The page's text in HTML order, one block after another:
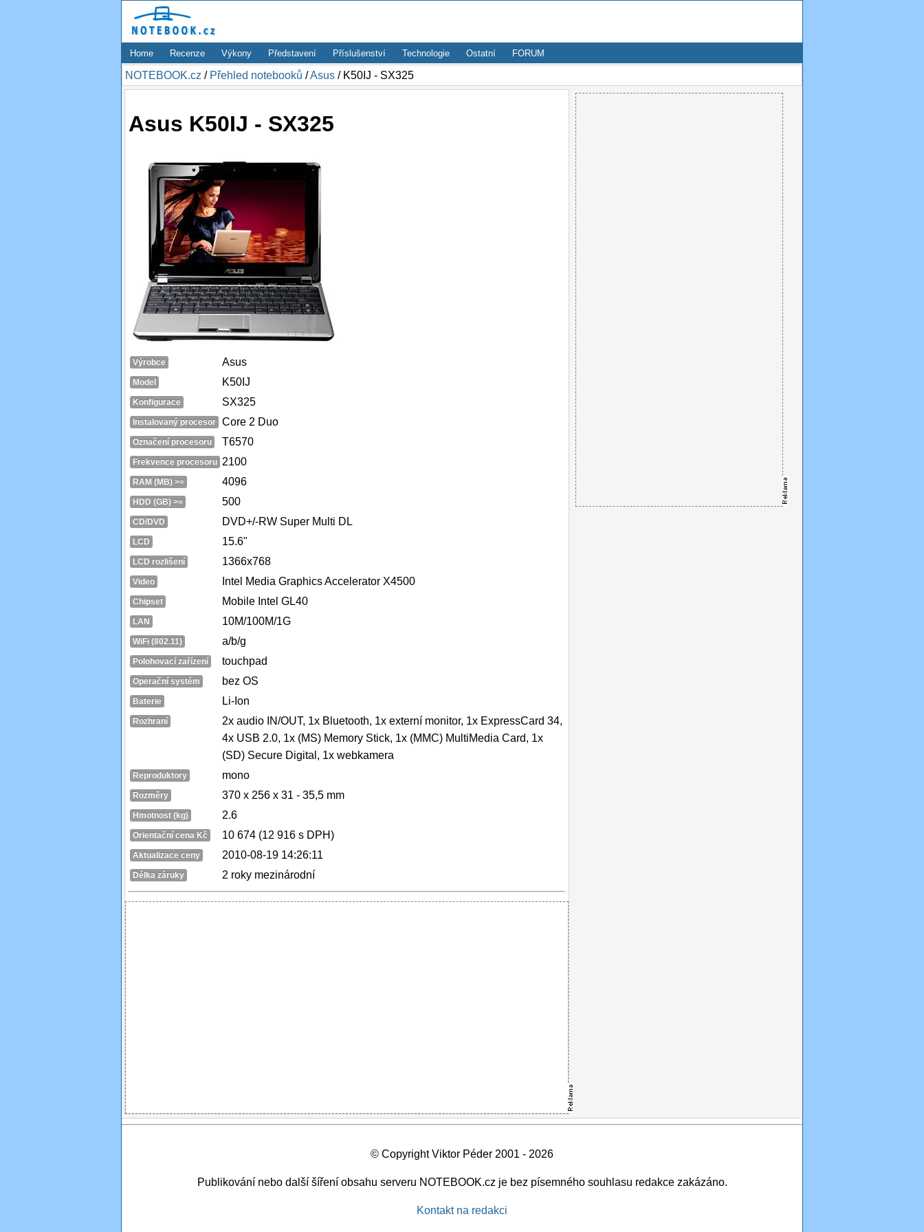
Home Recenze Výkony Představení Příslušenství Technologie Ostatní FORUM
NOTEBOOK.cz / Přehled notebooků /Asus / K50IJ - SX325
Asus K50IJ - SX325
Výrobce Asus
Model K50IJ
Konfigurace SX325
Instalovaný procesor Core 2 Duo
Označení procesoru T6570
Frekvence procesoru 2100
RAM (MB) >= 4096
HDD (GB) >= 500
CD/DVD DVD+/-RW Super Multi DL
LCD 15.6"
LCD rozlišení 1366x768
Video Intel Media Graphics Accelerator X4500
Chipset Mobile Intel GL40
LAN 10M/100M/1G
WiFi (802.11) a/b/g
Polohovací zařízení touchpad
Operační systém bez OS
Baterie Li-Ion
Rozhraní
2x audio IN/OUT, 1x Bluetooth, 1x externí monitor, 1x ExpressCard 34,
4x USB 2.0, 1x (MS) Memory Stick, 1x (MMC) MultiMedia Card, 1x
(SD) Secure Digital, 1x webkamera
Reproduktory mono
Rozměry 370 x 256 x 31 - 35,5 mm
Hmotnost (kg) 2.6
Orientační cena Kč 10 674 (12 916 s DPH)
Aktualizace ceny 2010-08-19 14:26:11
Délka záruky 2 roky mezinárodní
© Copyright Viktor Péder 2001 - 2026
Publikování nebo další šíření obsahu serveru NOTEBOOK.cz je bez písemného souhlasu redakce zakázáno.
Kontakt na redakci